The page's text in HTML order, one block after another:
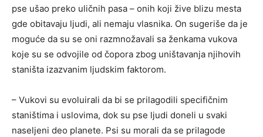
pse ušao preko uličnih pasa – onih koji žive blizu mesta
gde obitavaju ljudi, ali nemaju vlasnika. On sugeriše da je
moguće da su se oni razmnožavali sa ženkama vukova
koje su se odvojile od čopora zbog uništavanja njihovih
staništa izazvanim ljudskim faktorom.
– Vukovi su evoluirali da bi se prilagodili specifičnim
staništima i uslovima, dok su pse ljudi doneli u svaki
naseljeni deo planete. Psi su morali da se prilagode